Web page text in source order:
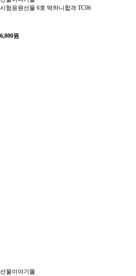
시험응원선물 6호 떡하니합격 TC06
6,800원
선물이야기몰